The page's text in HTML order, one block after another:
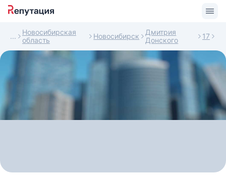
Новосибирская
область
Новосибирск
Дмитрия
Донского
17